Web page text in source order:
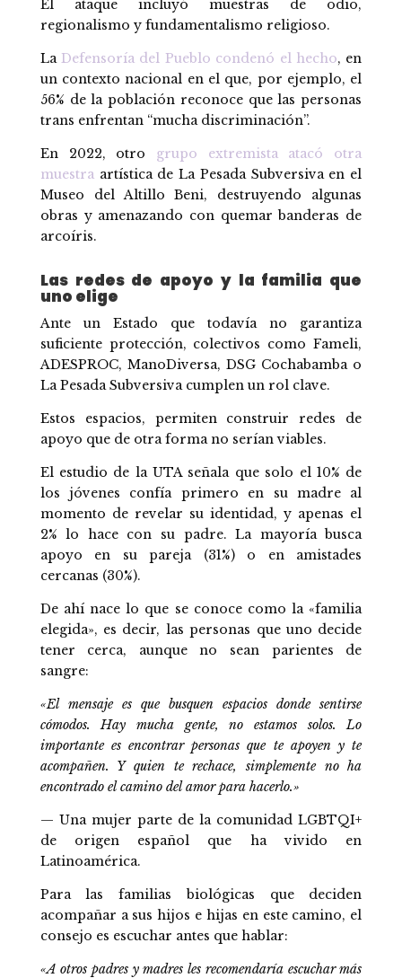
El ataque incluyó muestras de odio,
regionalismo y fundamentalismo religioso.
La Defensoría del Pueblo condenó el hecho, en
un contexto nacional en el que, por ejemplo, el
56% de la población reconoce que las personas
trans enfrentan “mucha discriminación”.
En 2022, otro grupo extremista atacó otra
muestra artística de La Pesada Subversiva en el
Museo del Altillo Beni, destruyendo algunas
obras y amenazando con quemar banderas de
arcoíris.
Las redes de apoyo y la familia que
uno elige
Ante un Estado que todavía no garantiza
suficiente protección, colectivos como Fameli,
ADESPROC, ManoDiversa, DSG Cochabamba o
La Pesada Subversiva cumplen un rol clave.
Estos espacios, permiten construir redes de
apoyo que de otra forma no serían viables.
El estudio de la UTA señala que solo el 10% de
los jóvenes confía primero en su madre al
momento de revelar su identidad, y apenas el
2% lo hace con su padre. La mayoría busca
apoyo en su pareja (31%) o en amistades
cercanas (30%).
De ahí nace lo que se conoce como la «familia
elegida», es decir, las personas que uno decide
tener cerca, aunque no sean parientes de
sangre:
«El mensaje es que busquen espacios donde sentirse
cómodos. Hay mucha gente, no estamos solos. Lo
importante es encontrar personas que te apoyen y te
acompañen. Y quien te rechace, simplemente no ha
encontrado el camino del amor para hacerlo.»
— Una mujer parte de la comunidad LGBTQI+
de origen español que ha vivido en
Latinoamérica.
Para las familias biológicas que deciden
acompañar a sus hijos e hijas en este camino, el
consejo es escuchar antes que hablar:
«A otros padres y madres les recomendaría escuchar más